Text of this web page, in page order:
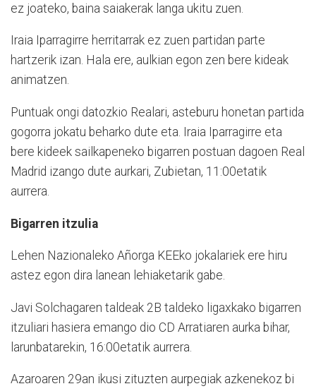
ez joateko, baina saiakerak langa ukitu zuen.
Iraia Iparragirre herritarrak ez zuen partidan parte
hartzerik izan. Hala ere, aulkian egon zen bere kideak
animatzen.
Puntuak ongi datozkio Realari, asteburu honetan partida
gogorra jokatu beharko dute eta. Iraia Iparragirre eta
bere kideek sailkapeneko bigarren postuan dagoen Real
Madrid izango dute aurkari, Zubietan, 11:00etatik
aurrera.
Bigarren itzulia
Lehen Nazionaleko Añorga KEEko jokalariek ere hiru
astez egon dira lanean lehiaketarik gabe.
Javi Solchagaren taldeak 2B taldeko ligaxkako bigarren
itzuliari hasiera emango dio CD Arratiaren aurka bihar,
larunbatarekin, 16:00etatik aurrera.
Azaroaren 29an ikusi zituzten aurpegiak azkenekoz bi